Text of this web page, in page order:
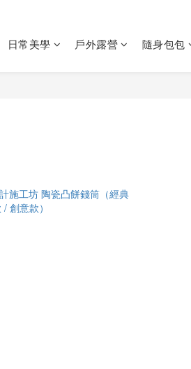
日常美學 戶外露營 隨身包包